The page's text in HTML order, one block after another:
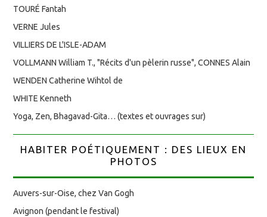
TOURÉ Fantah
VERNE Jules
VILLIERS DE L'ISLE-ADAM
VOLLMANN William T., "Récits d'un pèlerin russe", CONNES Alain
WENDEN Catherine Wihtol de
WHITE Kenneth
Yoga, Zen, Bhagavad-Gita… (textes et ouvrages sur)
HABITER POÉTIQUEMENT : DES LIEUX EN
PHOTOS
Auvers-sur-Oise, chez Van Gogh
Avignon (pendant le festival)